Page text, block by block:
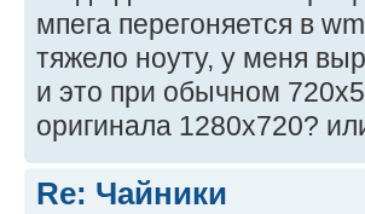
мпега перегоняется в
тяжело ноуту, у меня
и это при обычном
оригинала 1280х720?
Re: Чайники